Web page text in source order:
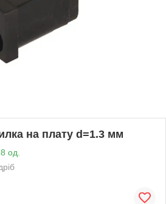
на плату d=1.3 мм
од.